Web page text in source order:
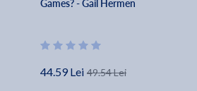
Games? - Gail Hermen
44.59 Lei 49.54 Lei